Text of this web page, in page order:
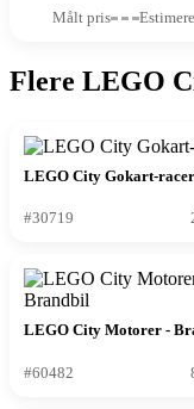
Målt pris
Flere LEGO
LEGO City Gokart-racer
#30719
LEGO City Motorer -
#60482